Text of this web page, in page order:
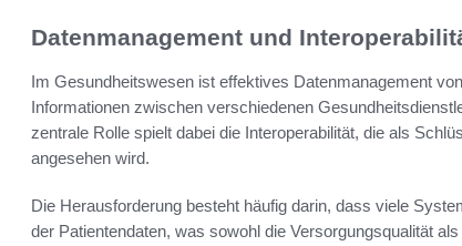
Datenmanagement und
Im Gesundheitswesen ist effektives Datenmanagement
Informationen zwischen verschiedenen
zentrale Rolle spielt dabei die Interoperabilität, die als
angesehen wird.
Die Herausforderung besteht häufig darin, dass viele
der Patientendaten, was sowohl die Versorgungsqualität